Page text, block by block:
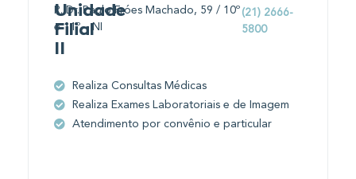
Unidade
Filial
R. Dr. Paulo Fróes Machado, 59 / 10º
e 11º – NI
(21) 2666-
5800
Realiza Consultas Médicas
Realiza Exames Laboratoriais e de Imagem
Atendimento por convênio e particular